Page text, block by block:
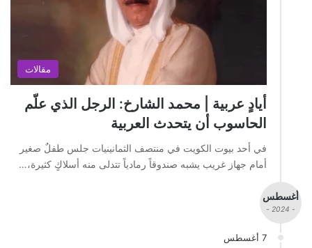
مقالات
أيادٍ عربية | محمد الشارخ: الرجل الذي علّم
الحاسوب أن يتحدث العربية
في أحد بيوت الكويت في منتصف الثمانينيات جلس طفلٌ صغير
أمام جهاز غريب يشبه صندوقاً رمادياً تتدلى منه أسلاكٍ كثيرة،…
أغسطس
- 2024 -
7 أغسطس